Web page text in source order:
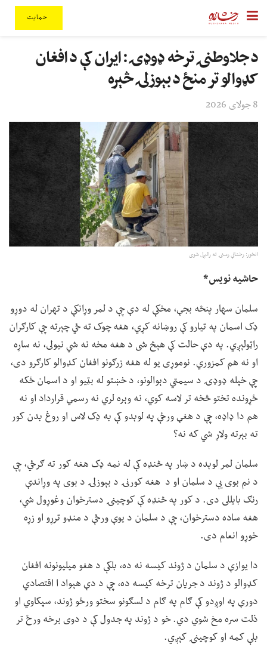
حمایت
د جلاوطنۍ ترخه ډوډۍ: ایران کې د افغان
کډوالو تر منځ د بېوزلۍ څېره
8 جولای 2026
انځور: رخشانې رسنۍ ته رالېږل شوی
حاشیه نویس*
سلمان سهار پنځه بجې، مخکې له دې چې د لمر وړانکې د تهران له دوړو
ډک اسمان په تیارو کې روښانه کړي، هغه چوک ته ځي چېرته چې کارګران
راټولېږي. په دې حالت کې هېڅ شی د هغه مخه نه شي نیولی، نه ساړه
او نه هم کمزوري. نوموړی یو له هغه زرګونو افغان کډوالو کارګرو دی،
چې خپله ډوډۍ د سیمټي دېوالونو، د خښتو له بټیو او د اسمان ځکه
ځړونده تختو څخه تر لاسه کوي، نه وېره لري نه رسمي قرارداد او نه
هم دا ډاډه، چې د هغې ورځې په لوېدو کې به ډک لاس او روغ بدن کور
ته بېرته ولاړ شي که نه؟
سلمان لمر لوېده د ښار په څنډه کې له نمه ډک هغه کور ته ګرځي، چې
د نم بوی یې د سلمان او د هغه کورنۍ د بېوزلۍ د بوی په وړاندې
رنګ بایللی دی. د کور په څنډه کې کوچینۍ دسترخوان وغوړول شي،
هغه ساده دسترخوان، چې د سلمان د یوې ورځې د منډو ترړو او زړه
خوړو انعام دی.
دا یوازې د سلمان د ژوند کیسه نه ده، بلکې د هغو میلیونونه افغان
کډوالو د ژوند د جریان ترخه کیسه ده، چې د دې هېواد ا اقتصادي
دورې په اوږدو کې ګام په ګام د لسګونو سختو ورځو ژوند، سپکاوي او
ذلت سره مخ شوي دي. خو د ژوند په جدول کې د دوی برخه ورځ تر
بلې کمه او کوچینۍ کېږي.